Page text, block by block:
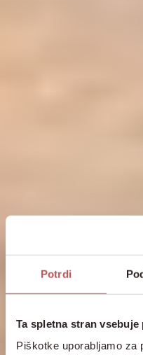
Potrdi
Ta spletna stran vsebuje
Piškotke uporabljamo za